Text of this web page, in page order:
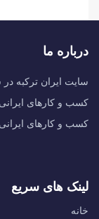
درباره ما
کسب و کارهای
کسب و کارهای
لینک های سریع
خانه